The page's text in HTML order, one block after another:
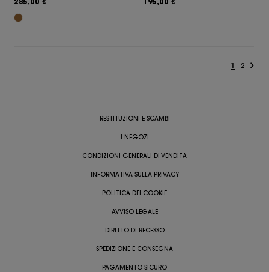
€ €
1 2
RESTITUZIONI E SCAMBI
I NEGOZI
CONDIZIONI GENERALI DI VENDITA
INFORMATIVA SULLA PRIVACY
POLITICA DEI COOKIE
AVVISO LEGALE
DIRITTO DI RECESSO
SPEDIZIONE E CONSEGNA
PAGAMENTO SICURO